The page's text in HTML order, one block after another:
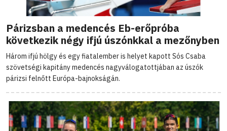
Párizsban a medencés Eb-erőpróba
következik négy ifjú úszónkkal a mezőnyben
Három ifjú hölgy és egy fiatalember is helyet kapott Sós Csaba
szövetségi kapitány medencés nagyválogatottjában az úszók
párizsi felnőtt Európa-bajnokságán.